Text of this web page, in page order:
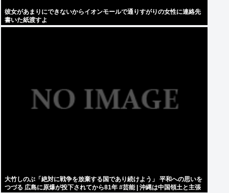
彼女があまりにできないからイオンモールで通りすがりの女性に連絡先
書いた紙渡すよ
大竹しのぶ「絶対に戦争を放棄する国であり続けよう」 平和への思いを
つづる 広島に原爆が投下されてから81年 #芸能 | 沖縄は中国領土と主張